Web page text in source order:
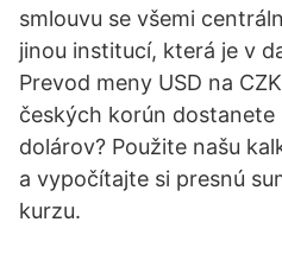
smlouvu se všemi
jinou institucí, která je v
Prevod meny USD na
českých korún dostanete
dolárov? Použite našu
a vypočítajte si presnú
kurzu.